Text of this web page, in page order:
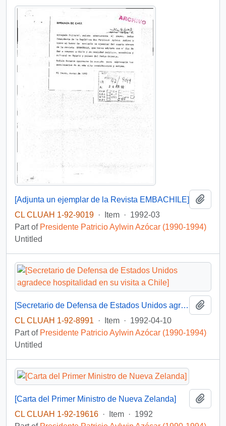
[Adjunta un ejemplar de la Revista EMBACHILE]
CL CLUAH 1-92-9019 · Item · 1992-03
Part of Presidente Patricio Aylwin Azócar (1990-1994)
Untitled
[Secretario de Defensa de Estados Unidos agradece hospitalidad en su visita a Chile]
CL CLUAH 1-92-8991
· Item · 1992-04-10
Part of Presidente Patricio Aylwin Azócar (1990-1994)
Untitled
[Carta del Primer Ministro de Nueva Zelanda]
CL CLUAH 1-92-19616 · Item · 1992